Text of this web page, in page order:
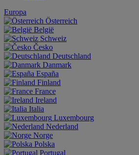
Europa
Österreich
België
Schweiz
Česko
Deutschland
Danmark
España
Finland
France
Ireland
Italia
Luxembourg
Nederland
Norge
Polska
Portugal